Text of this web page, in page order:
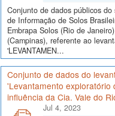
Conjunto de dados públicos
de Informação de Solos
Embrapa Solos (Rio de
(Campinas), referente ao
'LEVANTAMEN...
Conjunto de dados do
'Levantamento exploratório
influência da Cia. Vale do
Jul 4, 2023